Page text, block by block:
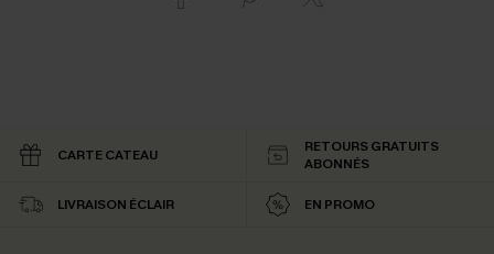
CARTE CATEAU
RETOURS GRATUITS
ABONNÉS
LIVRAISON ÉCLAIR EN PROMO